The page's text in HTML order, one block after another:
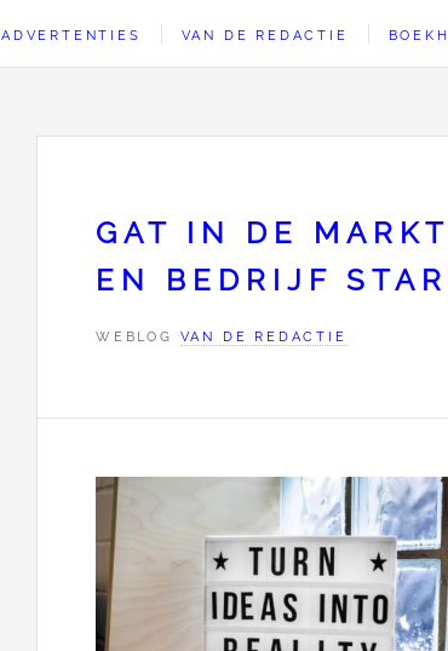
ADVERTENTIES VAN DE REDACTIE
GAT IN DE
EN BEDRIJF
WEBLOG VAN DE REDACTIE